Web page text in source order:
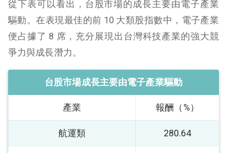
從下表可以看出，台股市場的成長主要由電子產業
驅動。在表現最佳的前 10 大類股指數中，電子產業
便占據了 8 席，充分展現出台灣科技產業的強大競
爭力與成長潛力。
台股市場成長主要由電子產業驅動
產業 報酬（%）
航運類 280.64